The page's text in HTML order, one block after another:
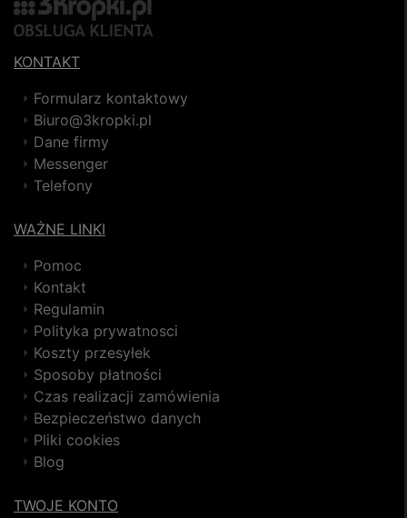
KONTAKT
Formularz kontaktowy
Biuro@3kropki.pl
Dane firmy
Messenger
Telefony
WAŻNE LINKI
Pomoc
Kontakt
Regulamin
Polityka prywatnosci
Koszty przesyłek
Sposoby płatności
Czas realizacji zamówienia
Bezpieczeństwo danych
Pliki cookies
Blog
TWOJE KONTO